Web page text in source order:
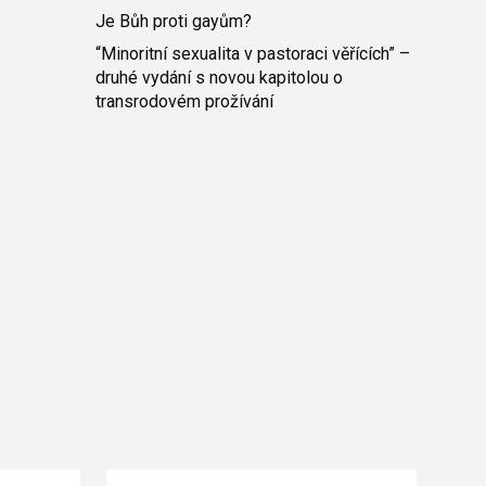
Je Bůh proti gayům?
“Minoritní sexualita v pastoraci věřících” –
druhé vydání s novou kapitolou o
transrodovém prožívání